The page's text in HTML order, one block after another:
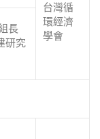
台灣循
環經濟
學會
長
研究